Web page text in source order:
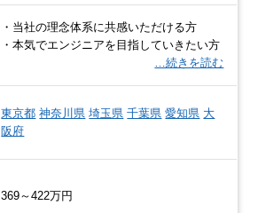
・当社の理念体系に共感いただける方
・本気でエンジニアを目指していきたい方
…続きを読む
東京都 神奈川県 埼玉県 千葉県 愛知県 大
阪府
369～422万円